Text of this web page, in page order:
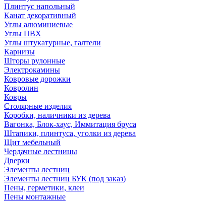
Плинтус напольный
Канат декоративный
Углы алюминиевые
Углы ПВХ
Углы штукатурные, галтели
Карнизы
Шторы рулонные
Электрокамины
Ковровые дорожки
Ковролин
Ковры
Столярные изделия
Коробки, наличники из дерева
Вагонка, Блок-хаус, Иммитация бруса
Штапики, плинтуса, уголки из дерева
Щит мебельный
Чердачные лестницы
Дверки
Элементы лестниц
Элементы лестниц БУК (под заказ)
Пены, герметики, клеи
Пены монтажные